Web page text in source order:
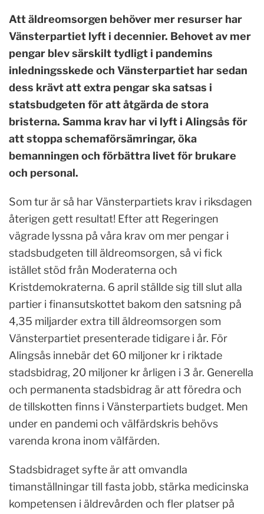
Att äldreomsorgen behöver mer resurser har
Vänsterpartiet lyft i decennier. Behovet av mer
pengar blev särskilt tydligt i pandemins
inledningsskede och Vänsterpartiet har sedan
dess krävt att extra pengar ska satsas i
statsbudgeten för att åtgärda de stora
bristerna. Samma krav har vi lyft i Alingsås för
att stoppa schemaförsämringar, öka
bemanningen och förbättra livet för brukare
och personal.
Som tur är så har Vänsterpartiets krav i riksdagen
återigen gett resultat! Efter att Regeringen
vägrade lyssna på våra krav om mer pengar i
stadsbudgeten till äldreomsorgen, så vi fick
istället stöd från Moderaterna och
Kristdemokraterna. 6 april ställde sig till slut alla
partier i finansutskottet bakom den satsning på
4,35 miljarder extra till äldreomsorgen som
Vänsterpartiet presenterade tidigare i år. För
Alingsås innebär det 60 miljoner kr i riktade
stadsbidrag, 20 miljoner kr årligen i 3 år. Generella
och permanenta stadsbidrag är att föredra och
de tillskotten finns i Vänsterpartiets budget. Men
under en pandemi och välfärdskris behövs
varenda krona inom välfärden.
Stadsbidraget syfte är att omvandla
timanställningar till fasta jobb, stärka medicinska
kompetensen i äldrevården och fler platser på